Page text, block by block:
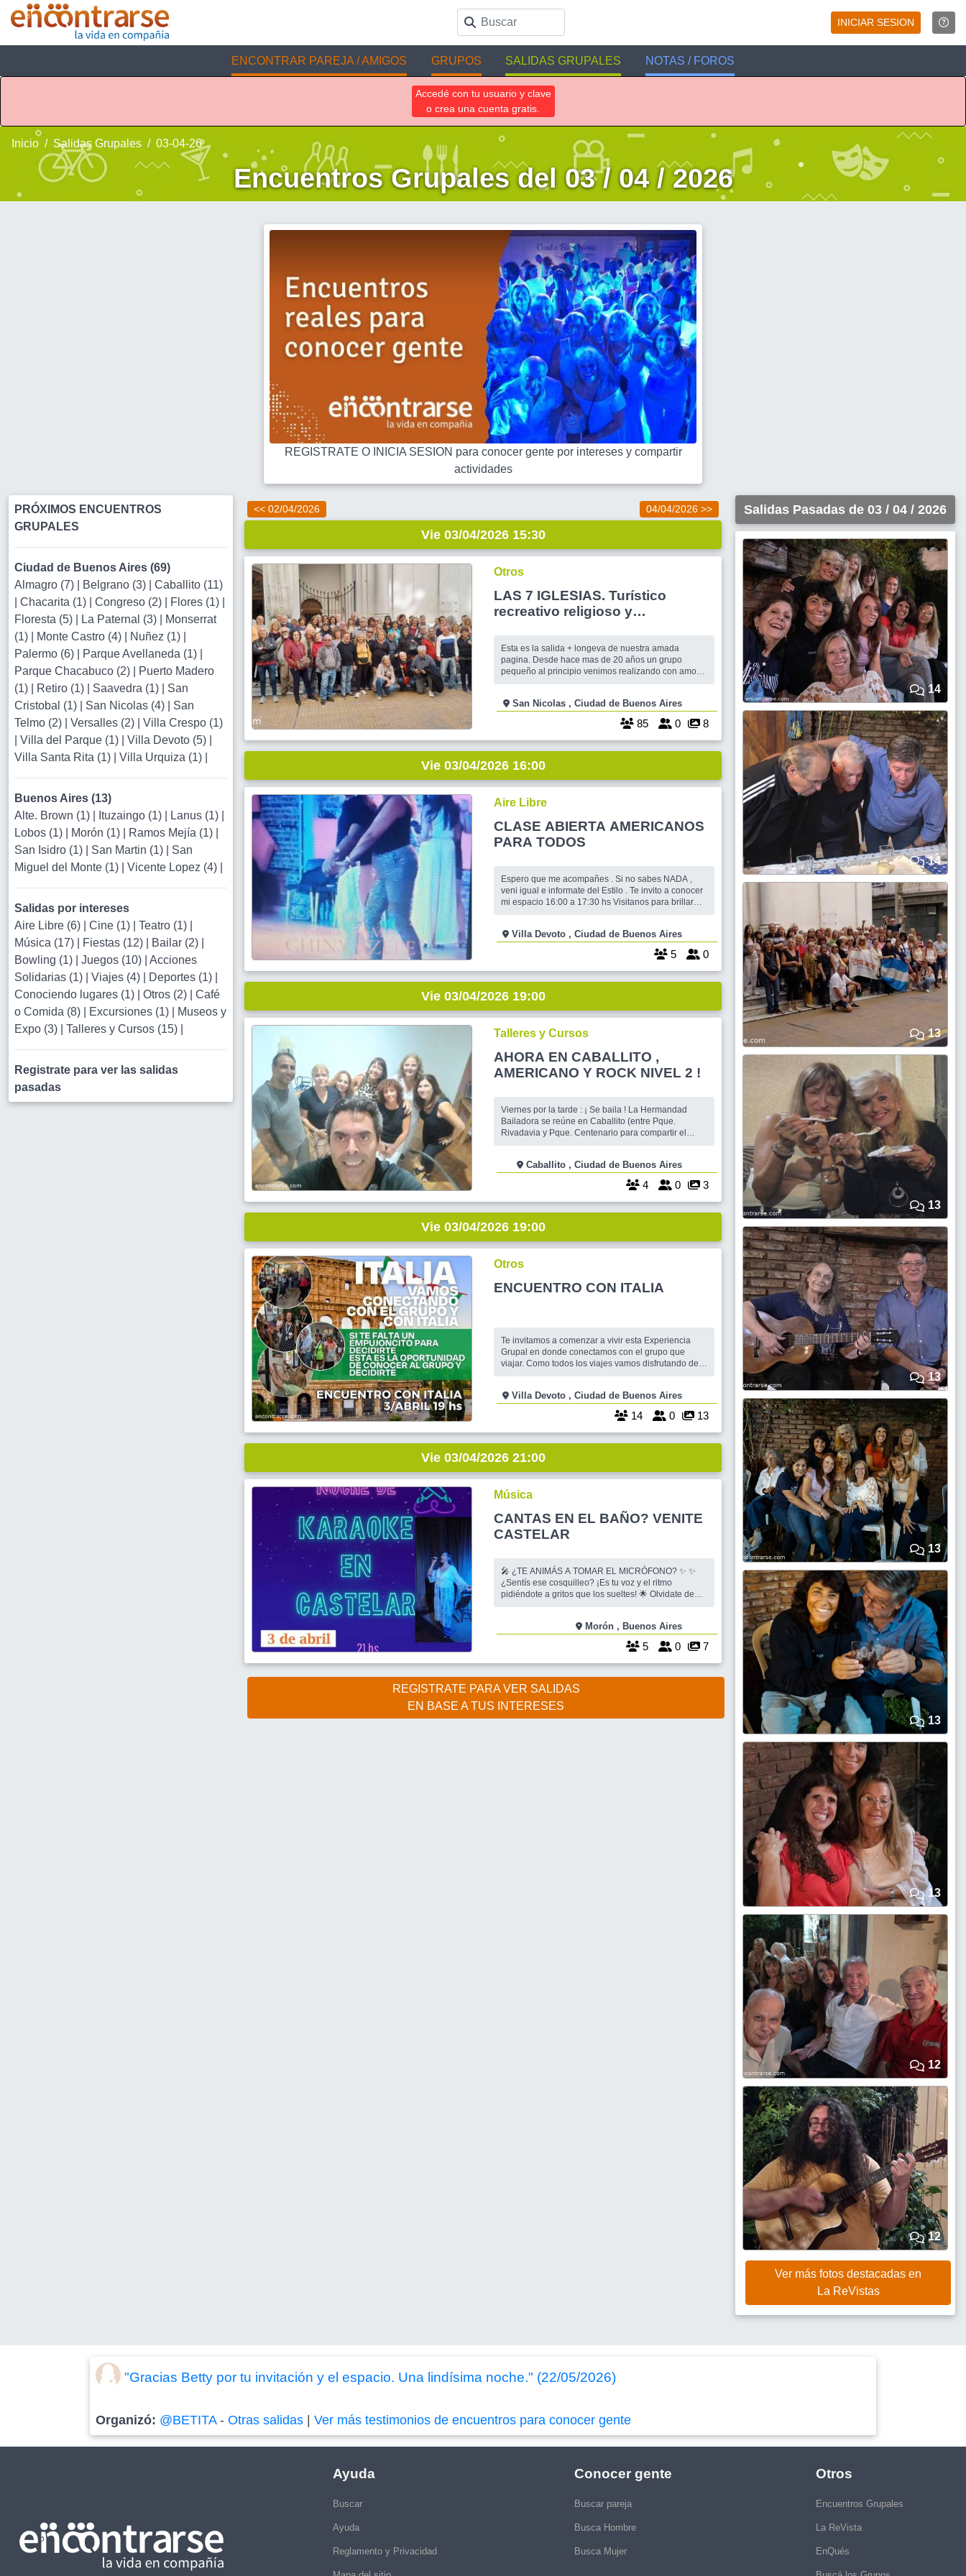
INICIAR SESION
ENCONTRAR PAREJA / AMIGOS GRUPOS SALIDAS GRUPALES NOTAS / FOROS
Accedé con tu usuario y clave
o crea una cuenta gratis.
Inicio Salidas Grupales 03-04-26
Encuentros Grupales del 03 / 04 / 2026
REGISTRATE O INICIA SESION para conocer gente por intereses y compartir
actividades
PRÓXIMOS ENCUENTROS
GRUPALES
Ciudad de Buenos Aires (69)
Almagro (7)
Belgrano (3)
Caballito (11)
Chacarita (1) Congreso (2) Flores (1)
Floresta (5)
La Paternal (3)
Monserrat
(1)
Monte Castro (4) Nuñez (1)
Palermo (6)
Parque Avellaneda (1)
Parque Chacabuco (2)
Puerto Madero
(1)
Retiro (1) Saavedra (1)
San
Cristobal (1)
San Nicolas (4)
San
Telmo (2)
Versalles (2)
Villa Crespo (1)
Villa del Parque (1) Villa Devoto (5)
Villa Santa Rita (1)
Villa Urquiza (1)
Buenos Aires (13)
Alte. Brown (1)
Ituzaingo (1) Lanus (1)
Lobos (1)
Morón (1) Ramos Mejía (1)
San Isidro (1)
San Martin (1)
San
Miguel del Monte (1)
Vicente Lopez (4)
Salidas por intereses
Aire Libre (6)
Cine (1) Teatro (1)
Música (17)
Fiestas (12) Bailar (2)
Bowling (1)
Juegos (10)
Acciones
Solidarias (1)
Viajes (4) Deportes (1)
Conociendo lugares (1)
Otros (2)
Café
o Comida (8)
Excursiones (1)
Museos y
Expo (3)
Talleres y Cursos (15)
Registrate para ver las salidas
pasadas
<< 02/04/2026 04/04/2026 >>
Vie 03/04/2026 15:30
Otros
LAS 7 IGLESIAS. Turístico
recreativo religioso y
Esta es la salida + longeva de nuestra amada
pagina. Desde hace mas de 20 años un grupo
pequeño al principio venimos realizando con amor y
esperamos vean en salidas pasadas. SALIDA
GRATUITA sin pago x organizacion . La guiada la
San Nicolas , Ciudad de Buenos Aires
85 0 8
Vie 03/04/2026 16:00
Aire Libre
CLASE ABIERTA AMERICANOS
PARA TODOS
Espero que me acompañes . Si no sabes NADA ,
veni igual e informate del Estilo . Te invito a conocer
mi espacio 16:00 a 17:30 hs Visitanos para brillar
Musicalizacion # Tecnicas y marcas a tu nesecidad .
Este Taller esta orientados a todos los Nive
Villa Devoto , Ciudad de Buenos Aires
5 0
Vie 03/04/2026 19:00
Talleres y Cursos
AHORA EN CABALLITO ,
AMERICANO Y ROCK NIVEL 2 !
Viernes por la tarde : ¡ Se baila ! La Hermandad
Bailadora se reúne en Caballito (entre Pque.
Rivadavia y Pque. Centenario para compartir el
a demostrar y compartir pasos y figuras.
Dedicaremos una hora al Americano con los
Caballito , Ciudad de Buenos Aires
4 0 3
Vie 03/04/2026 19:00
Otros
ENCUENTRO CON ITALIA
Te invitamos a comenzar a vivir esta Experiencia
Grupal en donde conectamos con el grupo que
viajar. Como todos los viajes vamos disfrutando de
veces cuando los planificas , cuando lo vivis y
cuando lo recordas. Esta salida esta pensanda para
Villa Devoto , Ciudad de Buenos Aires
14 0 13
Vie 03/04/2026 21:00
Música
CANTAS EN EL BAÑO? VENITE
CASTELAR
🎤 ¿TE ANIMÁS A TOMAR EL MICRÓFONO? ✨ ✨
¿Sentís ese cosquilleo? ¡Es tu voz y el ritmo
pidiéndote a gritos que los sueltes! 🌟 Olvidate de
himno favorito y hacé vibrar la noche como nunca.
Ya sea que vengas a dar un concierto di
Morón , Buenos Aires
5 0 7
REGISTRATE PARA VER SALIDAS
EN BASE A TUS INTERESES
Salidas Pasadas de 03 / 04 / 2026
14
14
13
13
13
13
13
13
12
12
Ver más fotos destacadas en
La ReVistas
"Gracias Betty por tu invitación y el espacio. Una lindísima noche." (22/05/2026)
Organizó: @BETITA-Otras salidas |Ver más testimonios de encuentros para conocer gente
Ayuda
Buscar
Ayuda
Reglamento y Privacidad
Conocer gente
Buscar pareja
Busca Hombre
Busca Mujer
Otros
Encuentros Grupales
La ReVista
EnQués